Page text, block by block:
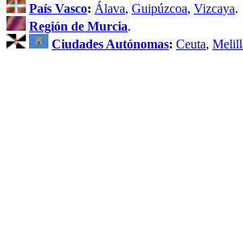
País Vasco: Álava, Guipúzcoa, Vizcaya.
Región de Murcia.
Ciudades Autónomas: Ceuta,